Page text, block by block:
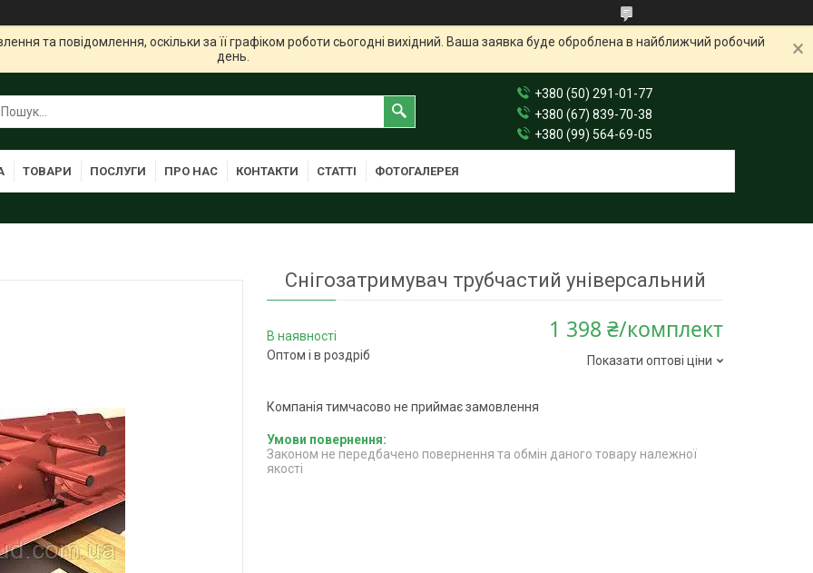
та повідомлення, оскільки за її графіком роботи сьогодні вихідний. Ваша заявка буде оброблена в найближчий робочий
день.
+380 (50) 291-01-77
+380 (67) 839-70-38
+380 (99) 564-69-05
ТОВАРИ ПОСЛУГИ ПРО НАС КОНТАКТИ СТАТТІ ФОТОГАЛЕРЕЯ
Снігозатримувач трубчастий універсальний
В наявності
Оптом і в роздріб
1 398 ₴/комплект
Показати оптові ціни
Компанія тимчасово не приймає замовлення
Законом не передбачено повернення та обмін даного товару належної
якості